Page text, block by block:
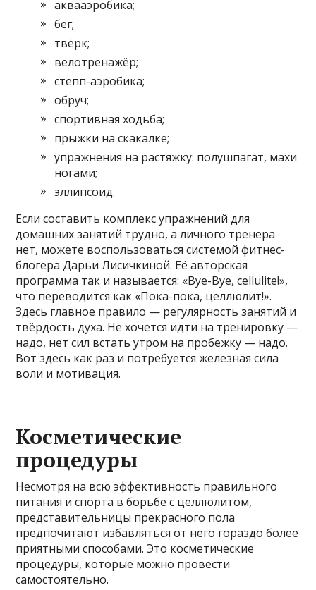
аквааэробика;
бег;
твёрк;
велотренажёр;
степп-аэробика;
обруч;
спортивная ходьба;
прыжки на скакалке;
упражнения на растяжку: полушпагат, махи
ногами;
эллипсоид.
Если составить комплекс упражнений для
домашних занятий трудно, а личного тренера
нет, можете воспользоваться системой фитнес-
блогера Дарьи Лисичкиной. Её авторская
программа так и называется: «Bye-Bye, cellulite!»,
что переводится как «Пока-пока, целлюлит!».
Здесь главное правило — регулярность занятий и
твёрдость духа. Не хочется идти на тренировку —
надо, нет сил встать утром на пробежку — надо.
Вот здесь как раз и потребуется железная сила
воли и мотивация.
Косметические
процедуры
Несмотря на всю эффективность правильного
питания и спорта в борьбе с целлюлитом,
представительницы прекрасного пола
предпочитают избавляться от него гораздо более
приятными способами. Это косметические
процедуры, которые можно провести
самостоятельно.